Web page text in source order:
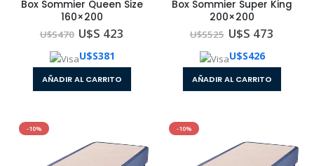
Box Sommier Queen Size
160×200
U$S470 U$S 423
U$S381
AÑADIR AL CARRITO
Box Sommier Super King
200×200
U$S525 U$S 473
U$S426
AÑADIR AL CARRITO
-10% -10%